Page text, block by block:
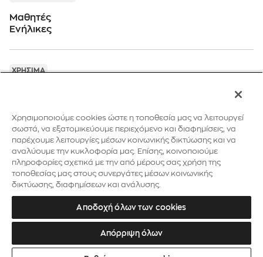
Μαθητές
Ενήλικες
ΧΡΗΣΙΜΑ
Δραστηριότητες για Γονείς & Παιδιά
Δραστηριότητες για Γονείς & Εφήβους
ΑΚΟΛΟΥΘΗΣΤΕ ΜΑΣ:
Τράπεζα της Ελλάδος
Μουσείο της Τράπεζας της Ελλάδος
Χρησιμοποιούμε cookies ώστε η τοποθεσία μας να λειτουργεί
σωστά, να εξατομικεύουμε περιεχόμενο και διαφημίσεις, να
παρέχουμε λειτουργίες μέσων κοινωνικής δικτύωσης και να
αναλύουμε την κυκλοφορία μας. Επίσης, κοινοποιούμε
πληροφορίες σχετικά με την από μέρους σας χρήση της
τοποθεσίας μας στους συνεργάτες μέσων κοινωνικής
δικτύωσης, διαφημίσεων και ανάλυσης.
Αποδοχή όλων των cookies
Απόρριψη όλων